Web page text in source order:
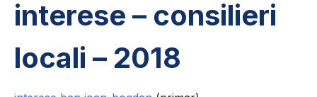
interese – consilieri
locali – 2018